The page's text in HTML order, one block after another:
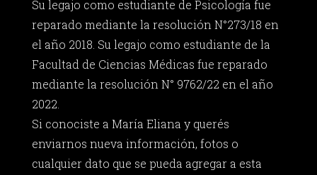
Su legajo como estudiante de Psicología fue
reparado mediante la resolución N°273/18 en
el año 2018. Su legajo como estudiante de la
Facultad de Ciencias Médicas fue reparado
mediante la resolución N° 9762/22 en el año
2022.
Si conociste a María Eliana y querés
enviarnos nueva información, fotos o
cualquier dato que se pueda agregar a esta